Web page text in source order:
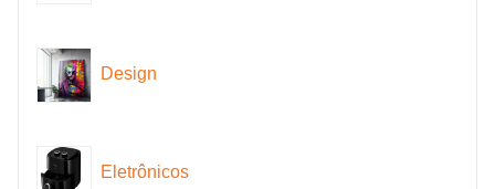
Design
Eletrônicos